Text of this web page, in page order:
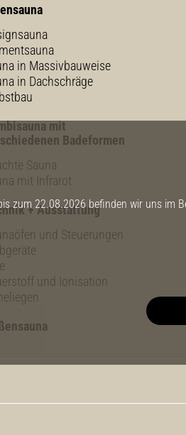
in Massivbauweise
in Dachschräge
mit
Badeformen
Sauna
mit Infrarot
+ Ausstattung
und Steuerungen
und Ionisation
zum 22.08.2026 befinden wir uns im